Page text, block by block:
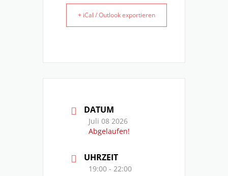
+ iCal / Outlook exportieren
DATUM
Juli 08 2026
Abgelaufen!
UHRZEIT
19:00 - 22:00